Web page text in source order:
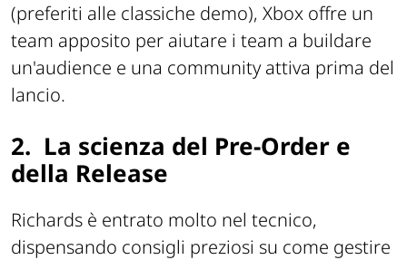
(preferiti alle classiche demo), Xbox offre un
team apposito per aiutare i team a buildare
un'audience e una community attiva prima del
lancio.
2. La scienza del Pre-Order e
della Release
Richards è entrato molto nel tecnico,
dispensando consigli preziosi su come gestire